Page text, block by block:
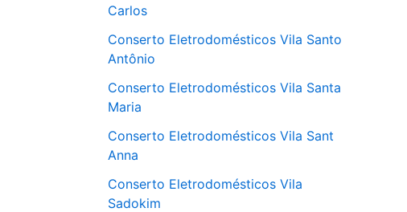
Carlos
Conserto Eletrodomésticos Vila Santo
Antônio
Conserto Eletrodomésticos Vila Santa
Maria
Conserto Eletrodomésticos Vila Sant
Anna
Conserto Eletrodomésticos Vila
Sadokim